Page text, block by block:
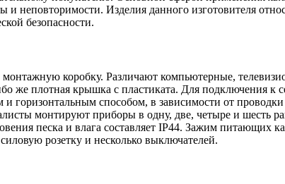
неповторимости. Изделия данного изготовителя
безопасности.
коробку. Различают компьютерные,
же плотная крышка с пластиката. Для подключения к
горизонтальным способом, в зависимости от
монтируют приборы в одну, две, четыре и шесть
песка и влага составляет IP44. Зажим питающих
розетку и несколько выключателей.